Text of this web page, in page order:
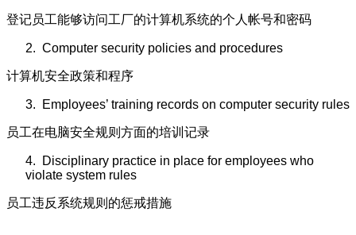
登记员工能够访问工厂的计算机系统的个人帐号和密码
2. Computer security policies and procedures
计算机安全政策和程序
3. Employees’ training records on computer security rules
员工在电脑安全规则方面的培训记录
4.
Disciplinary practice in place for employees who
violate system rules
员工违反系统规则的惩戒措施